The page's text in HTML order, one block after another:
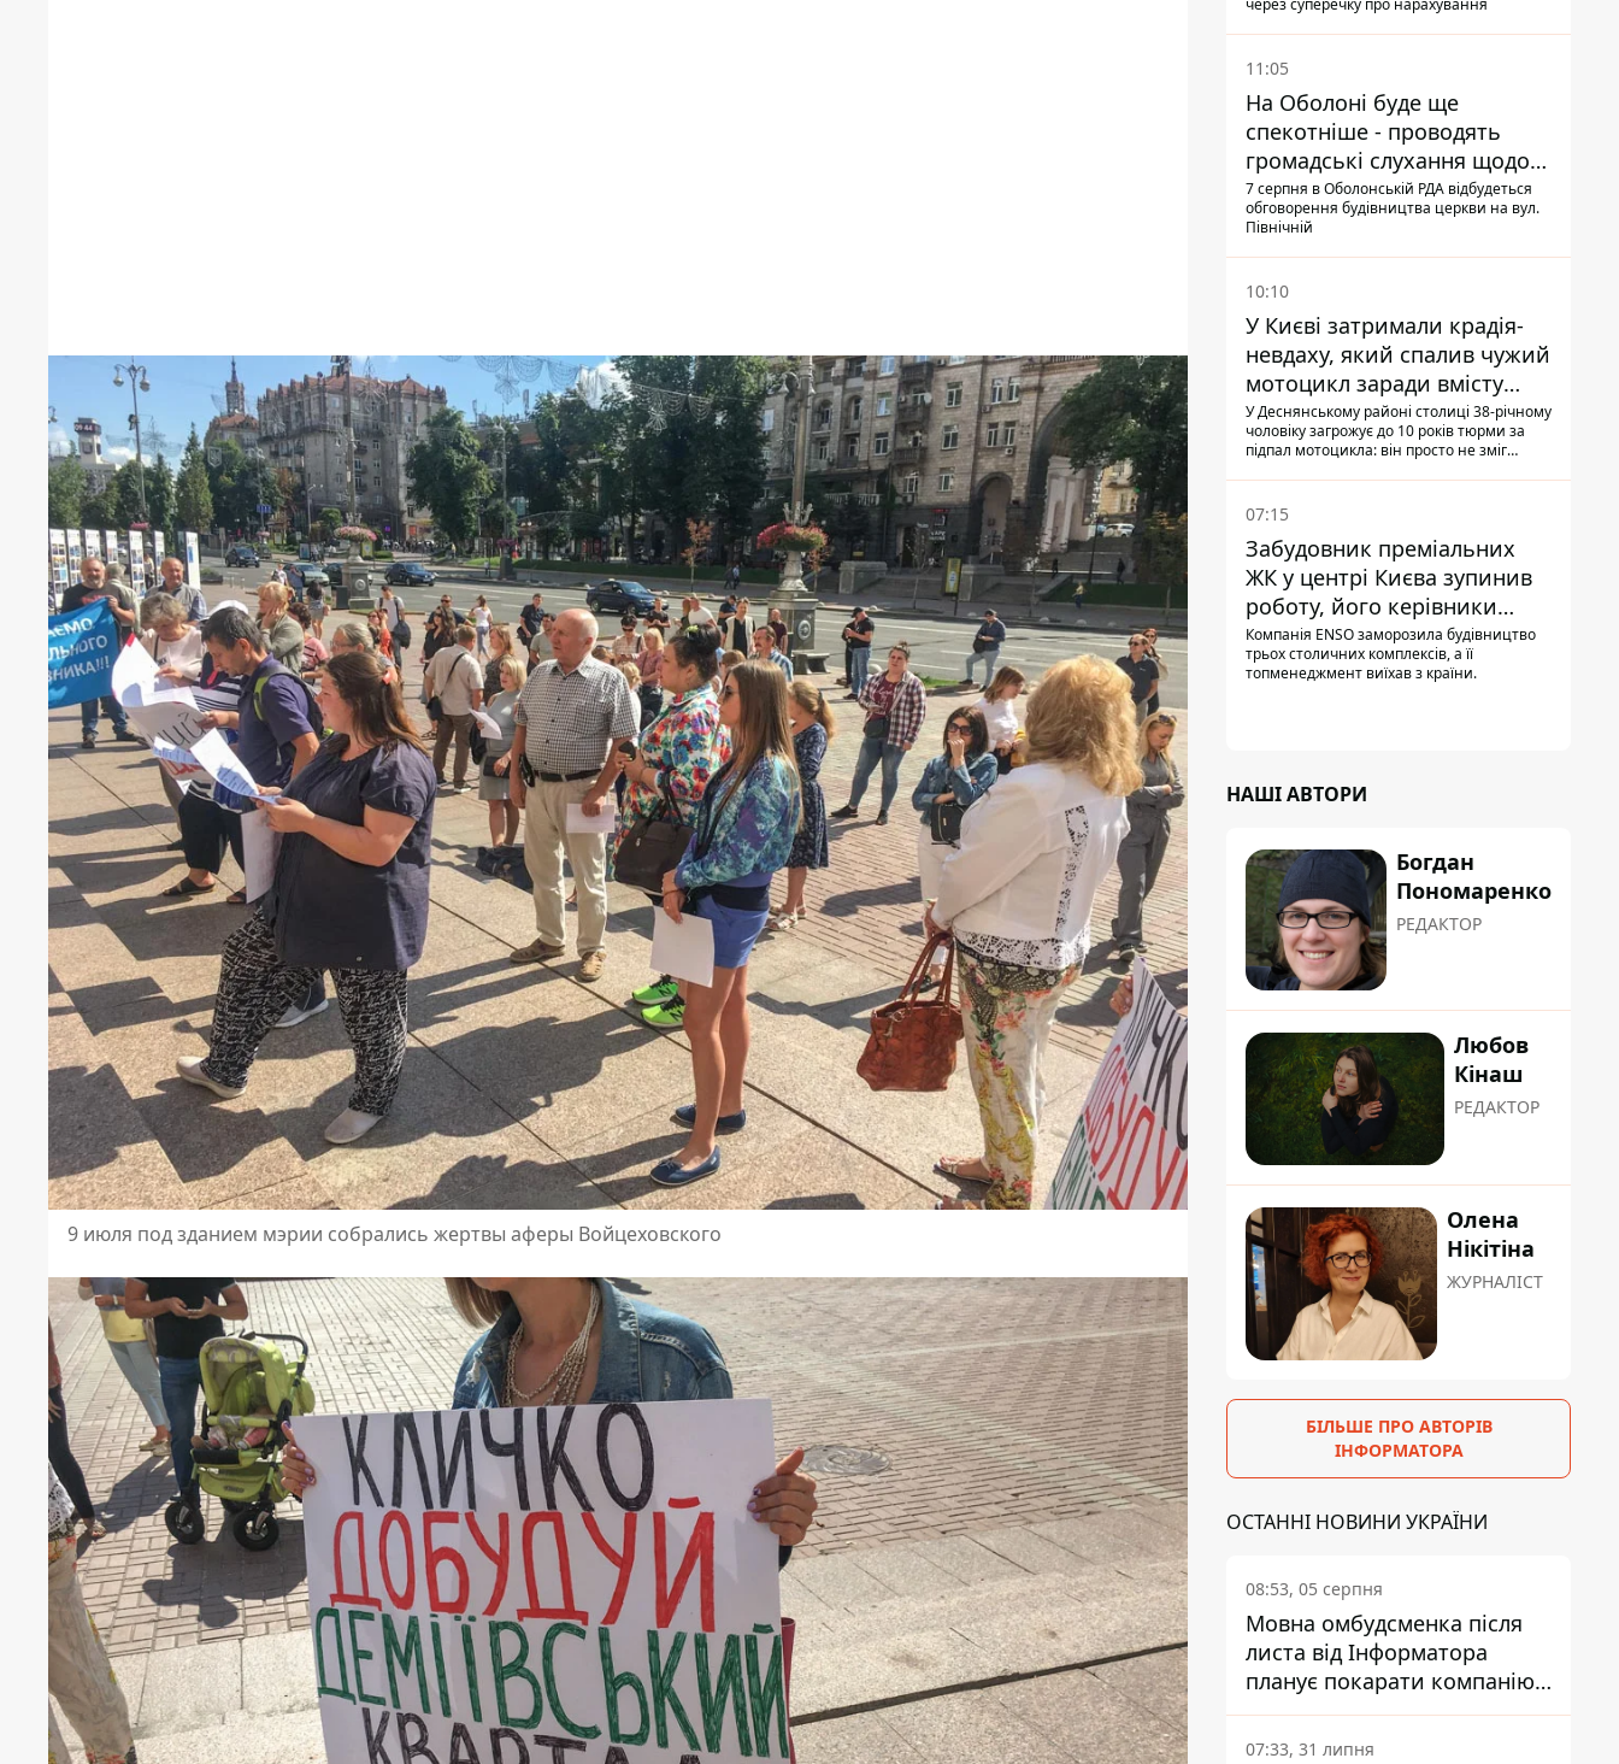
9 июля под зданием мэрии собрались жертвы аферы Войцеховского
через суперечку про нарахування
11:05
На Оболоні буде ще
спекотніше - проводять
громадські слухання щодо
храму УГКЦ на Північній
7 серпня в Оболонській РДА відбудеться
обговорення будівництва церкви на вул.
Північній
10:10
У Києві затримали крадія-
невдаху, який спалив чужий
мотоцикл заради вмісту
багажника
У Деснянському районі столиці 38-річному
чоловіку загрожує до 10 років тюрми за
підпал мотоцикла: він просто не зміг
07:15
Забудовник преміальних
ЖК у центрі Києва зупинив
роботу, його керівники
втекли з України - Bihus.info
Компанія ENSO заморозила будівництво
трьох столичних комплексів, а її
топменеджмент виїхав з країни.
НАШІ АВТОРИ
Богдан
Пономаренко
РЕДАКТОР
Любов
Кінаш
РЕДАКТОР
Олена
Нікітіна
ЖУРНАЛІСТ
БІЛЬШЕ ПРО АВТОРІВ
ІНФОРМАТОРА
ОСТАННІ НОВИНИ УКРАЇНИ
08:53, 05 серпня
Мовна омбудсменка після
листа від Інформатора
планує покарати компанію-
підрядника ПриватБанку
07:33, 31 липня